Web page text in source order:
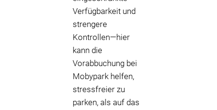
Verfügbarkeit und
strengere
Kontrollen—hier
kann die
Vorabbuchung bei
Mobypark helfen,
stressfreier zu
parken, als auf das